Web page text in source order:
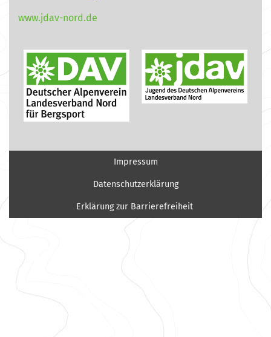
www.jdav-nord.de
Impressum
Datenschutzerklärung
Erklärung zur Barrierefreiheit